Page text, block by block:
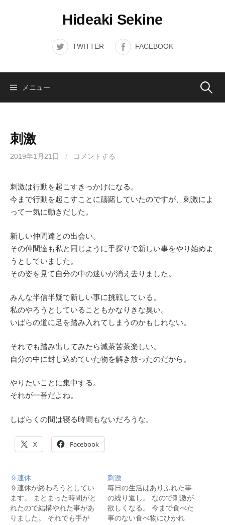
Hideaki Sekine
TWITTER FACEBOOK
メニュー 検
刺激
2019年1月21日 / コメントする
刺激は行動を起こすきっかけになる。
今まで行動を起こすことに躊躇していたのですが、刺激によ
って一気に動きだした。
新しい仲間達との出会い。
その仲間達も私と同じように手探りで新しい事をやり始めよ
うとしていました。
その姿を見て自分の中の迷いが消え去りました。
みんな半信半疑で新しい事に挑戦している。
私のやろうとしていることもかなりきな臭い。
いばらの道に足を踏み入れてしまうのかもしれない。
それでも踏み出してみたら滅茶苦茶楽しい。
自分の中に封じ込めていた物を解き放ったのだから。
やりたいことに集中する。
それが一番だよね。
しばらくの間は寝る時間もないだろうな。
X Facebook
９連休
９連休が終わろうとしてい
ます。 まとまった時間がと
れたので結構やれた事があ
りました。 それでも手が
刺激
毎日の生活はありふれた事
の繰り返し。 なので刺激が
欲しくなる。 今まで食べた
事のない食べ物にひかれ